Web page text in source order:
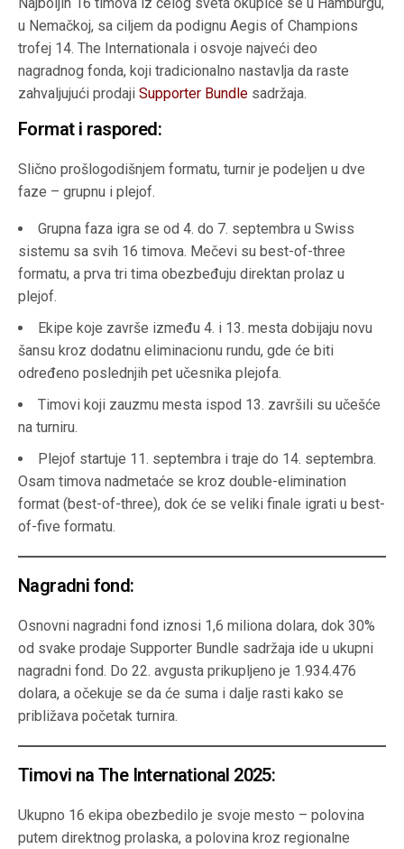
u Nemačkoj, sa ciljem da podignu Aegis of Champions
trofej 14. The Internationala i osvoje najveći deo
nagradnog fonda, koji tradicionalno nastavlja da raste
zahvaljujući prodajiSupporter Bundle sadržaja.
Format i raspored:
Slično prošlogodišnjem formatu, turnir je podeljen u dve
faze – grupnu i plejof.
Grupna faza igra se od 4. do 7. septembra u Swiss
sistemu sa svih 16 timova. Mečevi su best-of-three
formatu, a prva tri tima obezbeđuju direktan prolaz u
plejof.
Ekipe koje završe između 4. i 13. mesta dobijaju novu
šansu kroz dodatnu eliminacionu rundu, gde će biti
određeno poslednjih pet učesnika plejofa.
Timovi koji zauzmu mesta ispod 13. završili su učešće
na turniru.
Plejof startuje 11. septembra i traje do 14. septembra.
Osam timova nadmetaće se kroz double-elimination
format (best-of-three), dok će se veliki finale igrati u best-
of-five formatu.
Nagradni fond:
Osnovni nagradni fond iznosi 1,6 miliona dolara, dok 30%
od svake prodaje Supporter Bundle sadržaja ide u ukupni
nagradni fond. Do 22. avgusta prikupljeno je 1.934.476
dolara, a očekuje se da će suma i dalje rasti kako se
približava početak turnira.
Timovi na The International 2025:
Ukupno 16 ekipa obezbedilo je svoje mesto – polovina
putem direktnog prolaska, a polovina kroz regionalne